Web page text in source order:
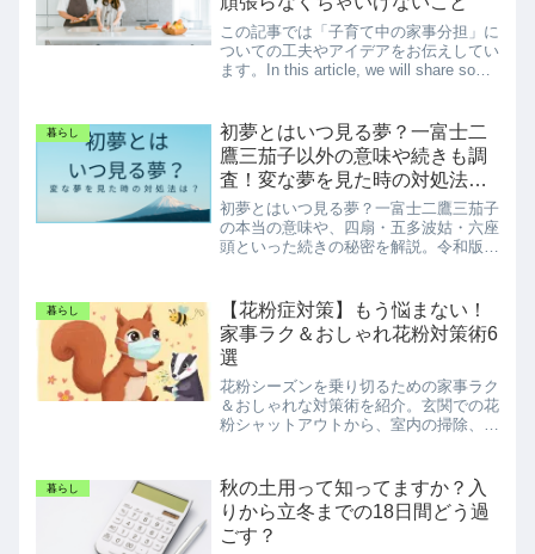
この記事では「子育て中の家事分担」に
ついての工夫やアイデアをお伝えしてい
ます。In this article, we will share some
에서는 「육아 중의 가사 분담」에 관한
궁리나 아이디어를 전하고 있습니다.親
だから、生きるために育てるために頑張
らなくちゃいけないこともいっぱいある
んです。
暮らし
初夢とはいつ見る夢？一富士二
鷹三茄子以外の意味や続きも調
査！変な夢を見た時の対処法
は？
初夢とはいつ見る夢？一富士二鷹三茄子
の本当の意味や、四扇・五多波姑・六座
頭といった続きの秘密を解説。令和版の
ないまで、初夢をポジティブに楽しむ情
報をまとめました。
暮らし
【花粉症対策】もう悩まない！
家事ラク＆おしゃれ花粉対策術6
選
花粉シーズンを乗り切るための家事ラク
＆おしゃれな対策術を紹介。玄関での花
粉シャットアウトから、室内の掃除、洗
暮らし
秋の土用って知ってますか？入
りから立冬までの18日間どう過
ごす？